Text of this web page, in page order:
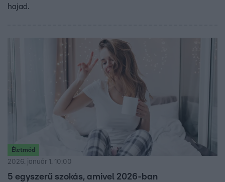
hajad.
Életmód
2026. január 1. 10:00
5 egyszerű szokás, amivel 2026-ban